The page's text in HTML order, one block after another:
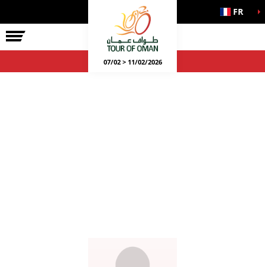
FR
07/02 > 11/02/2026